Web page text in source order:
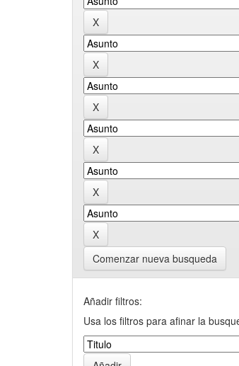
Comenzar nueva busqueda
Añadir filtros:
Usa los filtros para afinar la